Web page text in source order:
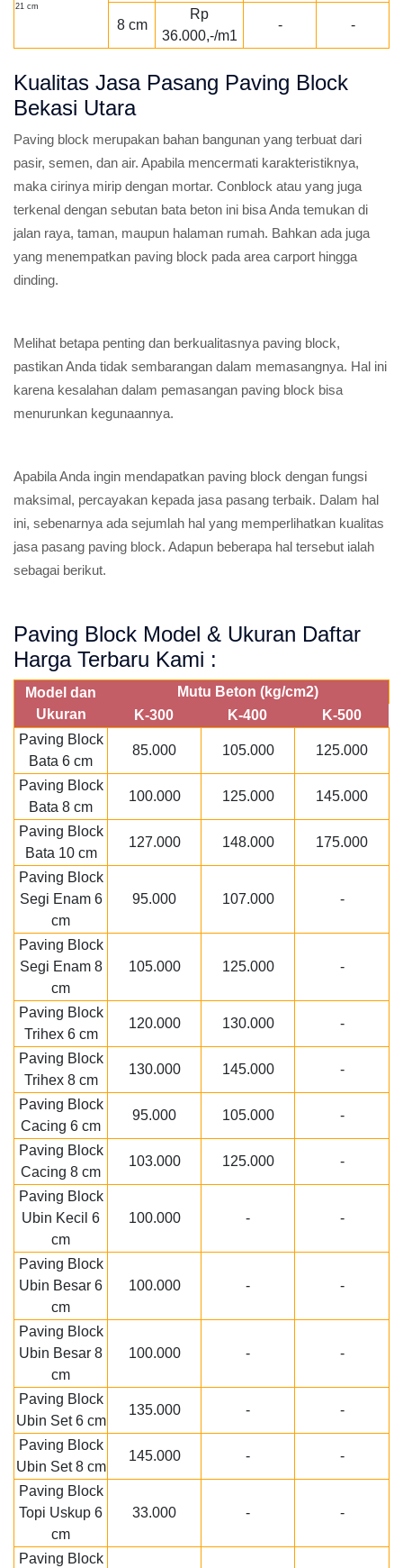
21 cm
8 cm
Rp
36.000,-/m1
- -
Kualitas Jasa Pasang Paving Block
Bekasi Utara
Paving block merupakan bahan bangunan yang terbuat dari
pasir, semen, dan air. Apabila mencermati karakteristiknya,
maka cirinya mirip dengan mortar. Conblock atau yang juga
terkenal dengan sebutan bata beton ini bisa Anda temukan di
jalan raya, taman, maupun halaman rumah. Bahkan ada juga
yang menempatkan paving block pada area carport hingga
dinding.
Melihat betapa penting dan berkualitasnya paving block,
pastikan Anda tidak sembarangan dalam memasangnya. Hal ini
karena kesalahan dalam pemasangan paving block bisa
menurunkan kegunaannya.
Apabila Anda ingin mendapatkan paving block dengan fungsi
maksimal, percayakan kepada jasa pasang terbaik. Dalam hal
ini, sebenarnya ada sejumlah hal yang memperlihatkan kualitas
jasa pasang paving block. Adapun beberapa hal tersebut ialah
sebagai berikut.
Paving Block Model & Ukuran Daftar
Harga Terbaru Kami :
Model dan
Ukuran
Mutu Beton (kg/cm2)
K-300
K-400
K-500
Paving Block
Bata 6 cm
85.000 105.000 125.000
Paving Block
Bata 8 cm
100.000 125.000 145.000
Paving Block
Bata 10 cm
127.000 148.000 175.000
Paving Block
Segi Enam 6
cm
95.000 107.000 -
Paving Block
Segi Enam 8
cm
105.000 125.000 -
Paving Block
Trihex 6 cm
120.000 130.000 -
Paving Block
Trihex 8 cm
130.000 145.000 -
Paving Block
Cacing 6 cm
95.000 105.000 -
Paving Block
Cacing 8 cm
103.000 125.000 -
Paving Block
Ubin Kecil 6
cm
100.000 - -
Paving Block
Ubin Besar 6
cm
100.000 - -
Paving Block
Ubin Besar 8
cm
100.000 - -
Paving Block
Ubin Set 6 cm
135.000 - -
Paving Block
Ubin Set 8 cm
145.000 - -
Paving Block
Topi Uskup 6
cm
33.000 - -
Paving Block